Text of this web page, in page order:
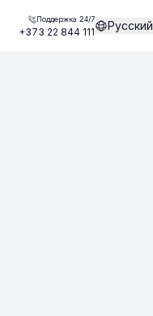
Поддержка 24/7
+373 22 844 111 Русский